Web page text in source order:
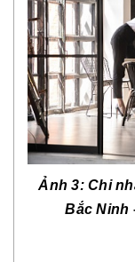
Ảnh 3: Chi
Bắc Ninh